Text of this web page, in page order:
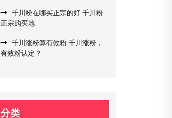
千川粉在哪买正宗的好-千川粉
正宗购买地
千川涨粉算有效粉-千川涨粉，
有效粉认定？
分类